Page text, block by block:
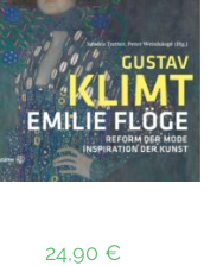
24,90 €